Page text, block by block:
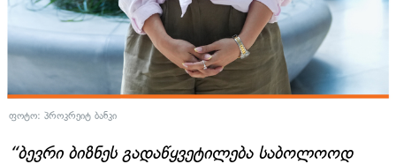
ფოტო: პროკრეიტ ბანკი
“ბევრი ბიზნეს გადაწყვეტილება საბოლოოდ